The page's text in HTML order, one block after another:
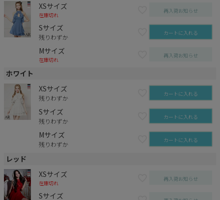
XSサイズ
在庫切れ
再入荷お知らせ
Sサイズ
残りわずか カートに入れる
Mサイズ
在庫切れ
再入荷お知らせ
ホワイト
XSサイズ
残りわずか カートに入れる
Sサイズ
残りわずか カートに入れる
Mサイズ
残りわずか カートに入れる
レッド
XSサイズ
在庫切れ
再入荷お知らせ
Sサイズ